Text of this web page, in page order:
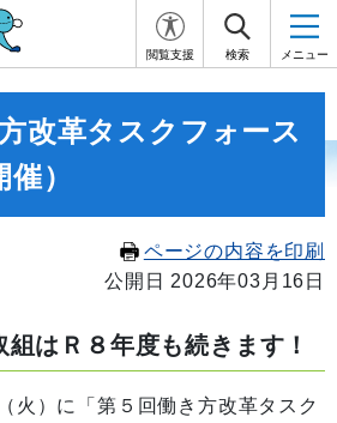
閲覧支援 検索 メニュー
改革タスクフォース
）
ページの内容を印刷
公開日 2026年03月16日
はＲ８年度も続きます！
火）に「第５回働き方改革タスク